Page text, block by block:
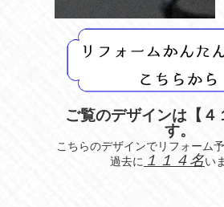
ご覧のデザインは【４
す。
こちらのデザインでリフォーム
過去に １１４名い